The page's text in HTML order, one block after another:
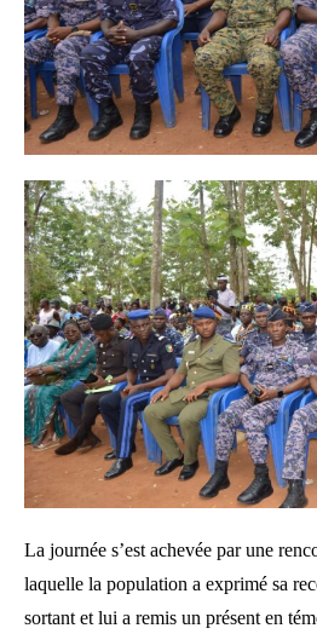
La journée s’est achevée par une
laquelle la population a exprimé sa
sortant et lui a remis un présent en